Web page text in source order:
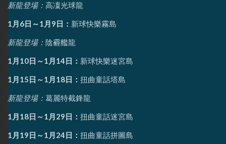
新龍登場： 高凜光球龍
1月6日～1月9日： 新球快樂霧島
新龍登場： 陰霾艦龍
1月10日～1月14日： 新球快樂迷宮島
1月15日～1月18日： 扭曲童話塔島
新龍登場： 葛麗特截鋒龍
1月18日～1月29日： 扭曲童話迷宮島
1月19日～1月24日： 扭曲童話拼圖島